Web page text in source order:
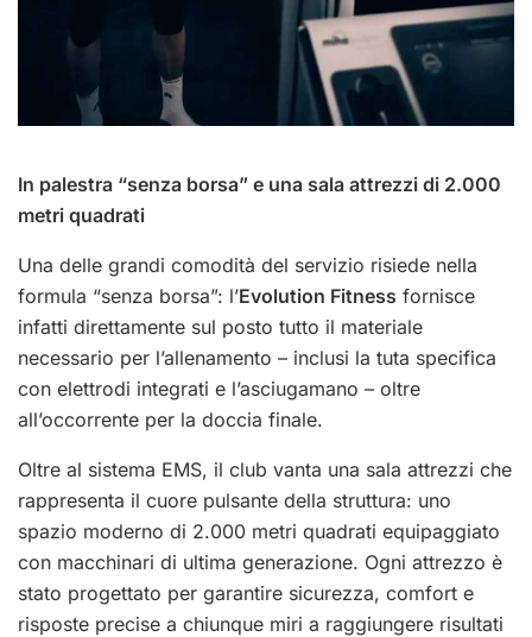
In palestra “senza borsa” e una sala attrezzi di 2.000
metri quadrati
Una delle grandi comodità del servizio risiede nella
formula “senza borsa”: l’Evolution Fitness fornisce
infatti direttamente sul posto tutto il materiale
necessario per l’allenamento – inclusi la tuta specifica
con elettrodi integrati e l’asciugamano – oltre
all’occorrente per la doccia finale.
Oltre al sistema EMS, il club vanta una sala attrezzi che
rappresenta il cuore pulsante della struttura: uno
spazio moderno di 2.000 metri quadrati equipaggiato
con macchinari di ultima generazione. Ogni attrezzo è
stato progettato per garantire sicurezza, comfort e
risposte precise a chiunque miri a raggiungere risultati